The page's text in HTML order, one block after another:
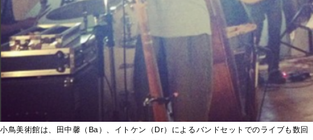
小鳥美術館は、田中馨（Ba）、イトケン（Dr）によるバンドセットでのライブも数回